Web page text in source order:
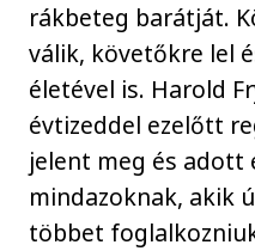
rákbeteg barátját.
válik, követőkre lel
életével is. Harold
évtizeddel ezelőtt
jelent meg és adott
mindazoknak, akik
többet